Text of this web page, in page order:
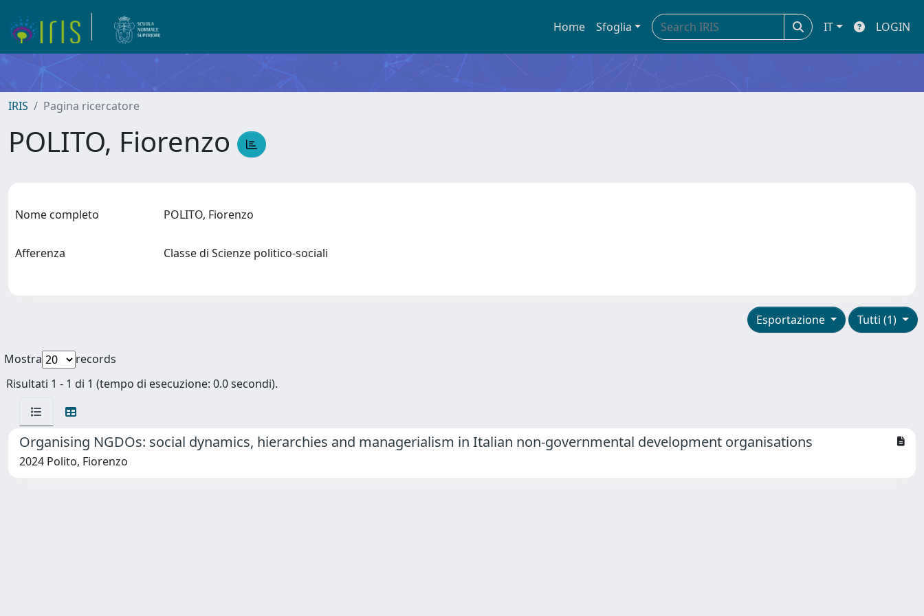
Home Sfoglia IT LOGIN
IRIS Pagina ricercatore
POLITO, Fiorenzo
Nome completo POLITO, Fiorenzo
Afferenza Classe di Scienze politico-sociali
Tutti (1)
Esportazione
Mostra
records
Risultati 1 - 1 di 1 (tempo di esecuzione: 0.0 secondi).
Organising NGDOs: social dynamics, hierarchies and managerialism in Italian non-governmental development organisations
2024 Polito, Fiorenzo